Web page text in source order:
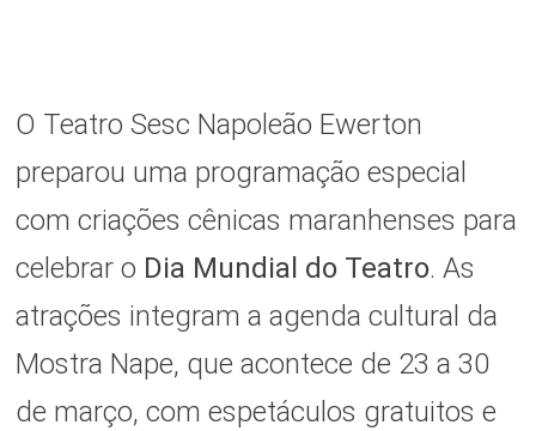
O Teatro Sesc Napoleão Ewerton
preparou uma programação especial
com criações cênicas maranhenses para
celebrar o Dia Mundial do Teatro. As
atrações integram a agenda cultural da
Mostra Nape, que acontece de 23 a 30
de março, com espetáculos gratuitos e